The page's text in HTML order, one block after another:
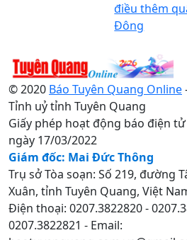
điều thêm
Đông
© 2020 Báo Tuyên Quang Online
Tỉnh uỷ tỉnh Tuyên Quang
Giấy phép hoạt động báo điện tử
ngày 17/03/2022
Giám đốc: Mai Đức Thông
Trụ sở Tòa soạn: Số 219, đường
Xuân, tỉnh Tuyên Quang, Việt
Điện thoại: 0207.3822820 -
0207.3822821 - Email: